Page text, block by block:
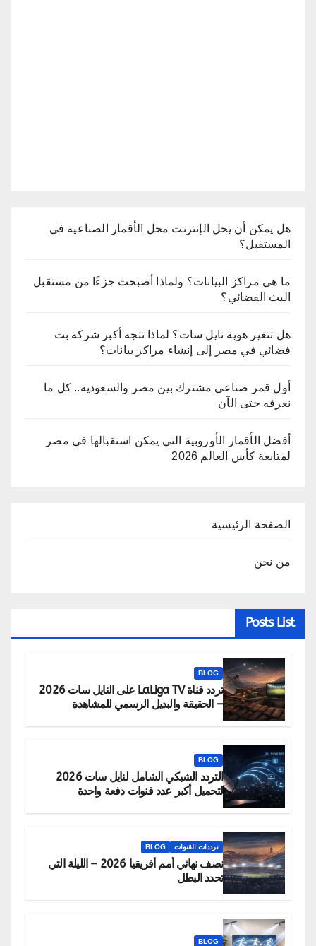
هل يمكن أن يحل الإنترنت محل الأقمار الصناعية في
المستقبل؟
ما هي مراكز البيانات؟ ولماذا أصبحت جزءًا من مستقبل
البث الفضائي؟
هل تتغير هوية نايل سات؟ لماذا تتجه أكبر شركة بث
فضائي في مصر إلى إنشاء مراكز بيانات؟
أول قمر صناعي مشترك بين مصر والسعودية.. كل ما
نعرفه حتى الآن
أفضل الأقمار الأوروبية التي يمكن استقبالها في مصر
لمتابعة كأس العالم 2026
الصفحة الرئيسية
من نحن
Posts List
BLOG
تردد قناة LaLiga TV على النايل سات 2026
– الحقيقة والبديل الرسمي للمشاهدة
BLOG
التردد الشبكي الشامل لنايل سات 2026
لتحميل أكبر عدد قنوات دفعة واحدة
ترددات القنوات BLOG
نصف نهائي أمم أفريقيا 2026 – الليلة التي
تحدد البطل
BLOG